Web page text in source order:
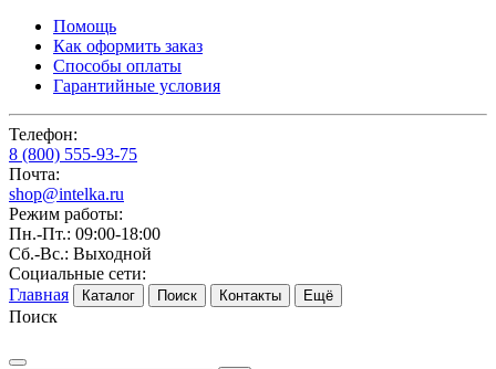
Помощь
Как оформить заказ
Способы оплаты
Гарантийные условия
Телефон:
8 (800) 555-93-75
Почта:
shop@intelka.ru
Режим работы:
Пн.-Пт.: 09:00-18:00
Сб.-Вс.: Выходной
Социальные сети:
Главная
Каталог Поиск Контакты Ещё
Поиск